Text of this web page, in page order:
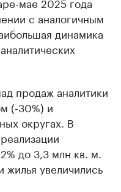
с аналогичным
динамика
продаж аналитики
(-30%) и
округах. В
до 3,3 млн кв. м.
увеличились